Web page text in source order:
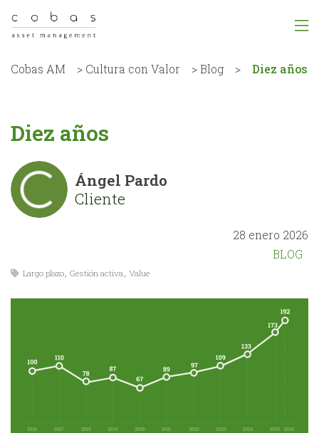
Cobas AM > Cultura con Valor >Blog > Diez años
Diez años
Ángel Pardo
Cliente
28 enero 2026
BLOG
Largo plazo, Gestión activa, Value